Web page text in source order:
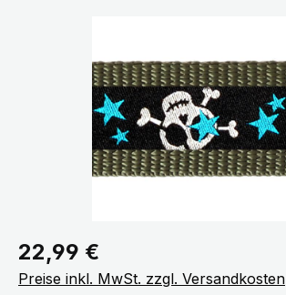
Regulärer Preis:
22,99 €
Preise inkl. MwSt. zzgl. Versandkosten